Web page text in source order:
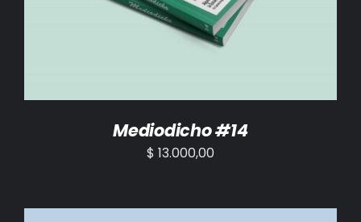
Mediodicho #14
$ 13.000,00